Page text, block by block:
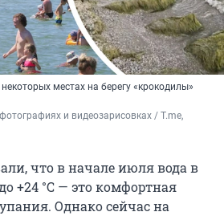
местах на берегу «крокодилы»
и видеозарисовках / T.me,
что в начале июля вода в
+24 °С — это комфортная
Однако сейчас на